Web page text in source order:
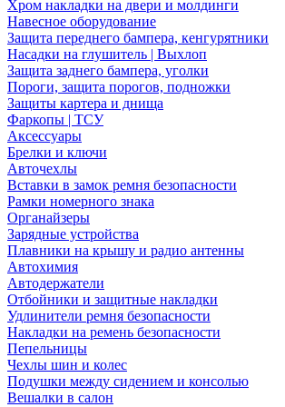
Хром накладки на двери и молдинги
Навесное оборудование
Защита переднего бампера, кенгурятники
Насадки на глушитель | Выхлоп
Защита заднего бампера, уголки
Пороги, защита порогов, подножки
Защиты картера и днища
Фаркопы | ТСУ
Аксессуары
Брелки и ключи
Авточехлы
Вставки в замок ремня безопасности
Рамки номерного знака
Органайзеры
Зарядные устройства
Плавники на крышу и радио антенны
Автохимия
Автодержатели
Отбойники и защитные накладки
Удлинители ремня безопасности
Накладки на ремень безопасности
Пепельницы
Чехлы шин и колес
Подушки между сидением и консолью
Вешалки в салон